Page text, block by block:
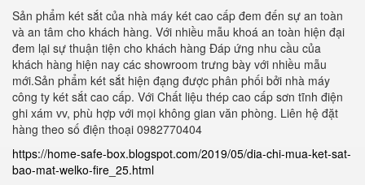
Sản phẩm két sắt của nhà máy két cao cấp đem đến sự an toàn
và an tâm cho khách hàng. Với nhiều mẫu khoá an toàn hiện đại
đem lại sự thuận tiện cho khách hàng Đáp ứng nhu cầu của
khách hàng hiện nay các showroom trưng bày với nhiều mẫu
mới.Sản phẩm két sắt hiện đạng được phân phối bởi nhà máy
công ty két sắt cao cấp. Với Chất liệu thép cao cấp sơn tĩnh điện
ghi xám vv, phù hợp với mọi không gian văn phòng. Liên hệ đặt
hàng theo số điện thoại 0982770404
https://home-safe-box.blogspot.com/2019/05/dia-chi-mua-ket-sat-
bao-mat-welko-fire_25.html